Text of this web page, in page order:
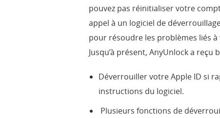
pouvez pas réinitialiser votre
appel à un logiciel de
pour résoudre les problèmes liés
Jusqu’à présent, AnyUnlock a
Déverrouiller votre Apple ID si
instructions du logiciel.
Plusieurs fonctions de